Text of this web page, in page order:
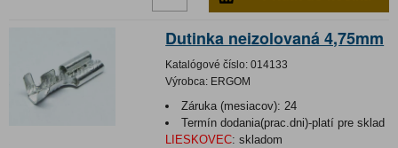
Dutinka neizolovaná 4,75mm
Katalógové číslo: 014133
Výrobca: ERGOM
Záruka (mesiacov): 24
Termín dodania(prac.dni)-platí pre sklad
LIESKOVEC: skladom